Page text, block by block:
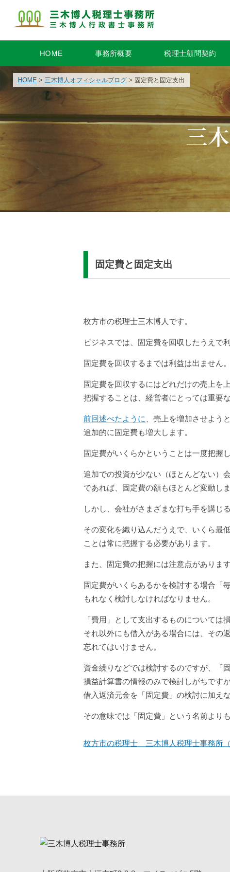
HOME 事務所概要 税理士顧問契約
HOME > 三木博人オフィシャルブログ> 固定費と固定支出
三
固定費と固定支出
枚方市の税理士三木博人です。
ビジネスでは、固定費を回収したうえで
固定費を回収するまでは利益は出ません。
固定費を回収するにはどれだけの売上を
把握することは、経営者にとっては重要な
前回述べたように
、売上を増加させよう
追加的に固定費も増大します。
固定費がいくらかということは一度把握
追加での投資が少ない（ほとんどない）
であれば、固定費の額もほとんど変動しま
しかし、会社がさまざまな打ち手を講じ
その変化を織り込んだうえで、いくら最
ことは常に把握する必要があります。
また、固定費の把握には注意点があります
固定費がいくらあるかを検討する場合「
もれなく検討しなければなりません。
「費用」として支出するものについては
それ以外にも借入がある場合には、その
忘れてはいけません。
資金繰りなどでは検討するのですが、「
損益計算書の情報のみで検討しがちです
借入返済元金を「固定費」の検討に加え
その意味では「固定費」という名前より
枚方市の税理士 三木博人税理士事務所（